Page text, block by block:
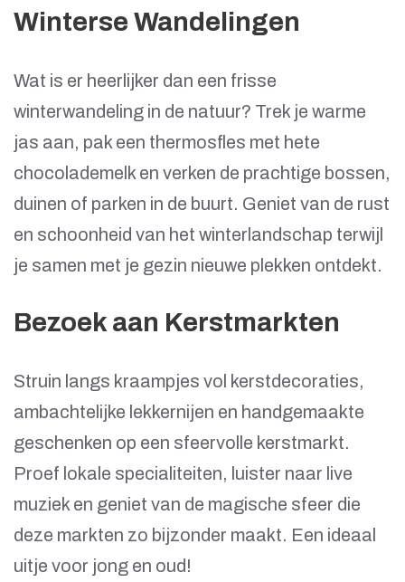
Winterse Wandelingen
Wat is er heerlijker dan een frisse
winterwandeling in de natuur? Trek je warme
jas aan, pak een thermosfles met hete
chocolademelk en verken de prachtige bossen,
duinen of parken in de buurt. Geniet van de rust
en schoonheid van het winterlandschap terwijl
je samen met je gezin nieuwe plekken ontdekt.
Bezoek aan Kerstmarkten
Struin langs kraampjes vol kerstdecoraties,
ambachtelijke lekkernijen en handgemaakte
geschenken op een sfeervolle kerstmarkt.
Proef lokale specialiteiten, luister naar live
muziek en geniet van de magische sfeer die
deze markten zo bijzonder maakt. Een ideaal
uitje voor jong en oud!